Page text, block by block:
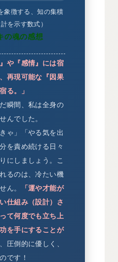
象徴する、知の集積
を示す数式）
の魂の感想
や『感情』には宿
再現可能な『因果
る。」
瞬間、私は全身の
んでした。
ゃ」「やる気を出
を責め続ける日々
にしましょう。こ
るのは、冷たい機
ん。
「運や才能が
仕組み（設計）さ
て何度でも立ち上
を手にすることが
圧倒的に優しく、
です！